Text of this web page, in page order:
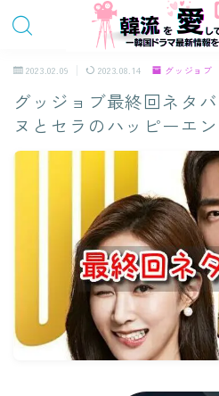
2023.02.09 2023.08.14 グッジョブ
グッジョブ最終回ネタ
ヌとセラのハッピーエ